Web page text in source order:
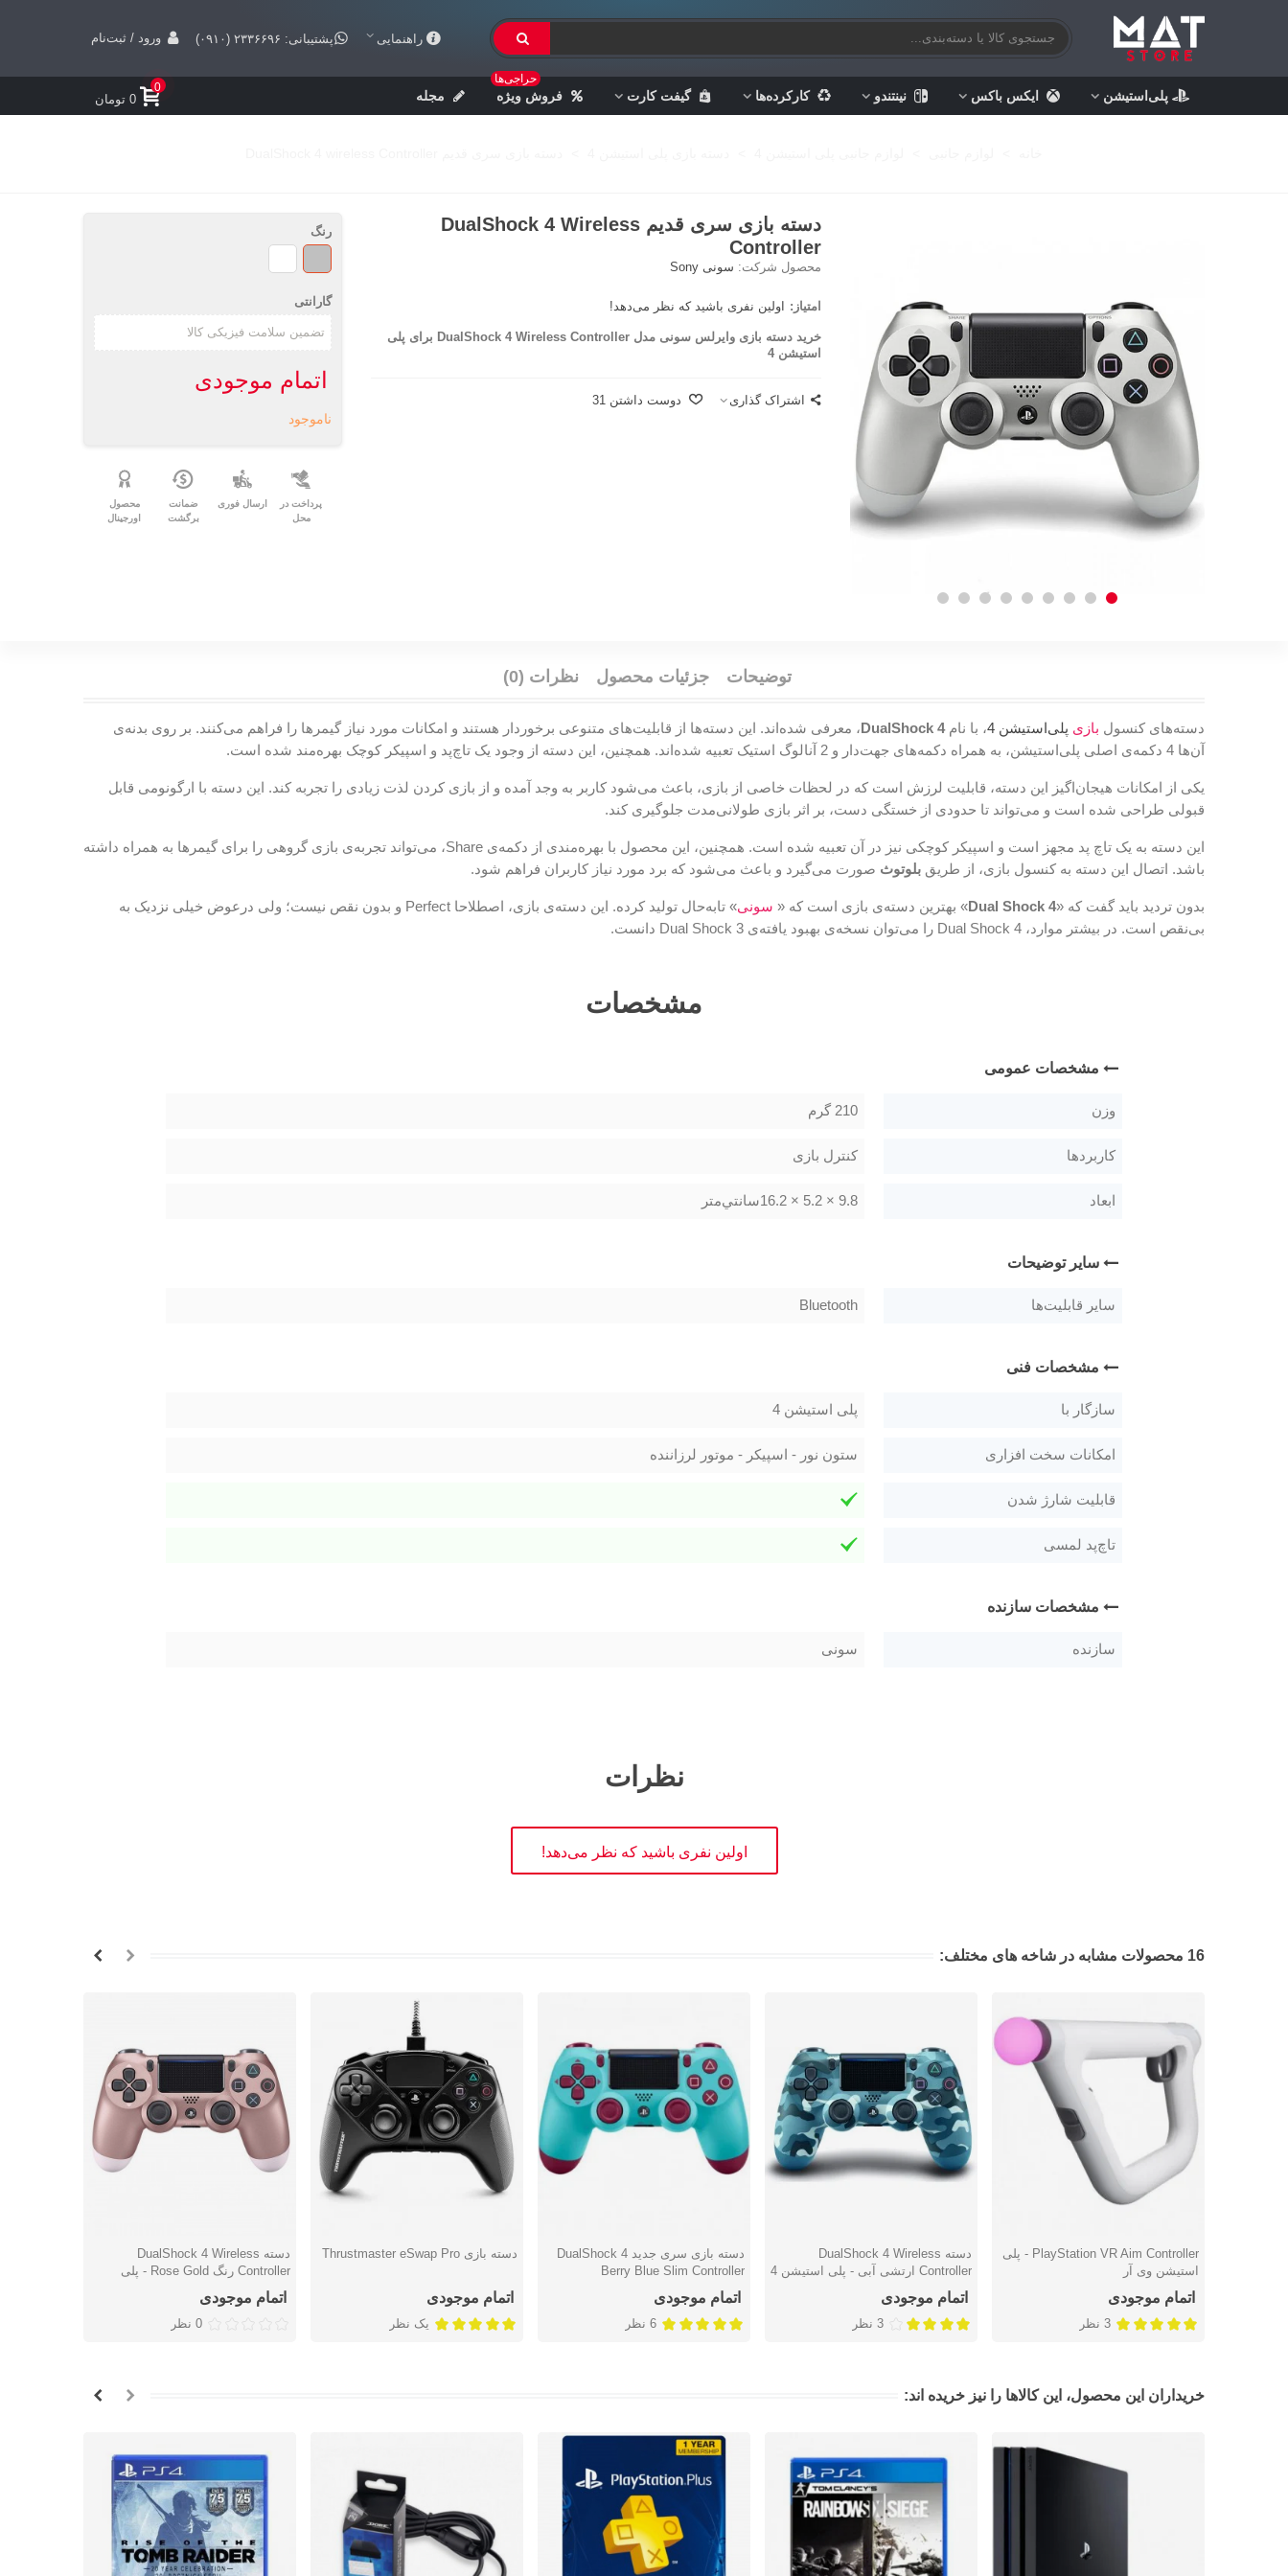
راهنمایی پشتیبانی: ۲۳۳۶۶۹۶ (۰۹۱۰) ورود / ثبت‌نام
پلی‌استیشن ایکس باکس نینتندو کارکرده‌ها گیفت کارت فروش ویژه
حراجی‌ها
مجله
0
0 تومان
دسته بازی سری قدیم DualShock 4 Wireless
Controller
محصول شرکت: سونی Sony
امتیاز: اولین نفری باشید که نظر می‌دهد!
خرید دسته بازی وایرلس سونی مدل DualShock 4 Wireless Controller برای پلی
استیشن 4
اشتراک گذاری دوست داشتن 31
رنگ
ای
گارانتی
اتمام موجودی
ناموجود
پرداخت در
محل
ارسال فوری
ضمانت
برگشت
محصول
اورجینال
توضیحات جزئیات محصول نظرات (0)
دسته‌های کنسول بازی پلی‌استیشن 4 ، با نامDualShock 4 ، معرفی شده‌اند. این دسته‌ها از قابلیت‌های متنوعی برخوردار هستند و امکانات مورد نیاز گیمرها را فراهم می‌کنند. بر روی بدنه‌ی
آن‌ها 4 دکمه‌ی اصلی پلی‌استیشن، به همراه دکمه‌های جهت‌دار و 2 آنالوگ استیک تعبیه شده‌اند. همچنین، این دسته از وجود یک تاچ‌پد و اسپیکر کوچک بهره‌مند شده است.
یکی از امکانات هیجان‌اگیز این دسته، قابلیت لرزش است که در لحظات خاصی از بازی، باعث می‌شود کاربر به وجد آمده و از بازی کردن لذت زیادی را تجربه کند. این دسته با ارگونومی قابل
قبولی طراحی شده است و می‌تواند تا حدودی از خستگی دست، بر اثر بازی طولانی‌مدت جلوگیری کند.
این دسته به یک تاچ پد مجهز است و اسپیکر کوچکی نیز در آن تعبیه شده است. همچنین، این محصول با بهره‌مندی از دکمه‌ی Share، می‌تواند تجربه‌ی بازی گروهی را برای گیمرها به همراه داشته
باشد. اتصال این دسته به کنسول بازی، از طریق بلوتوث صورت می‌گیرد و باعث می‌شود که برد مورد نیاز کاربران فراهم شود.
بدون تردید باید گفت که «Dual Shock 4» بهترین دسته‌ی بازی است که « سونی
» تابه‌حال تولید کرده. این دسته‌ی بازی، اصطلاحا Perfect و بدون نقص نیست؛ ولی درعوض خیلی نزدیک به
بی‌نقص است. در بیشتر موارد، Dual Shock 4 را می‌توان نسخه‌ی بهبود یافته‌ی Dual Shock 3 دانست.
مشخصات
مشخصات عمومی
وزن 210 گرم
کاربردها کنترل بازی
ابعاد 9.8 × 5.2 × 16.2سانتي‌متر
سایر توضیحات
سایر قابلیت‌ها Bluetooth
مشخصات فنی
سازگار با پلی استیشن 4
امکانات سخت افزاری ستون نور - اسپیکر - موتور لرزاننده
قابلیت شارژ شدن
تاچ‌پد لمسی
مشخصات سازنده
سازنده سونی
نظرات
اولین نفری باشید که نظر می‌دهد!
16 محصولات مشابه در شاخه های مختلف:
دوست داشتن
PlayStation VR Aim Controller - پلی
استیشن وی آر
اتمام موجودی
3 نظر
دوست داشتن
دسته DualShock 4 Wireless
Controller ارتشی آبی - پلی استیشن 4
اتمام موجودی
3 نظر
دوست داشتن دسته بازی سری جدید DualShock 4
Berry Blue Slim Controller
اتمام موجودی
6 نظر
دوست داشتندسته بازی Thrustmaster eSwap Pro
اتمام موجودی
یک نظر
دوست داشتن
دسته DualShock 4 Wireless
Controller رنگ Rose Gold - پلی
استیشن 4
اتمام موجودی
0 نظر
خریداران این محصول، این کالاها را نیز خریده اند: